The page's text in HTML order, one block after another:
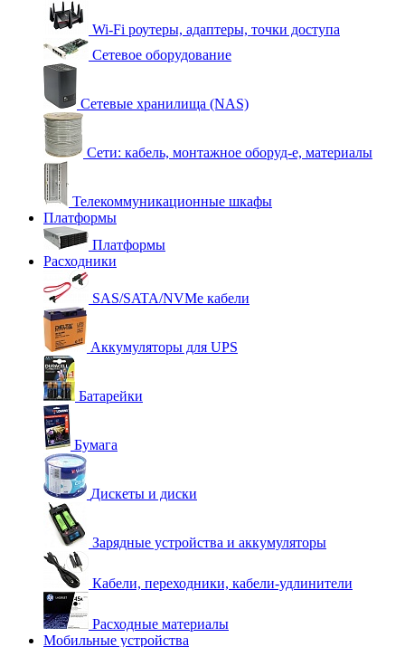
Wi-Fi роутеры, адаптеры, точки доступа
Сетевое оборудование
Сетевые хранилища (NAS)
Сети: кабель, монтажное оборуд-е, материалы
Телекоммуникационные шкафы
Платформы
Платформы
Расходники
SAS/SATA/NVMe кабели
Аккумуляторы для UPS
Батарейки
Бумага
Дискеты и диски
Зарядные устройства и аккумуляторы
Кабели, переходники, кабели-удлинители
Расходные материалы
Мобильные устройства